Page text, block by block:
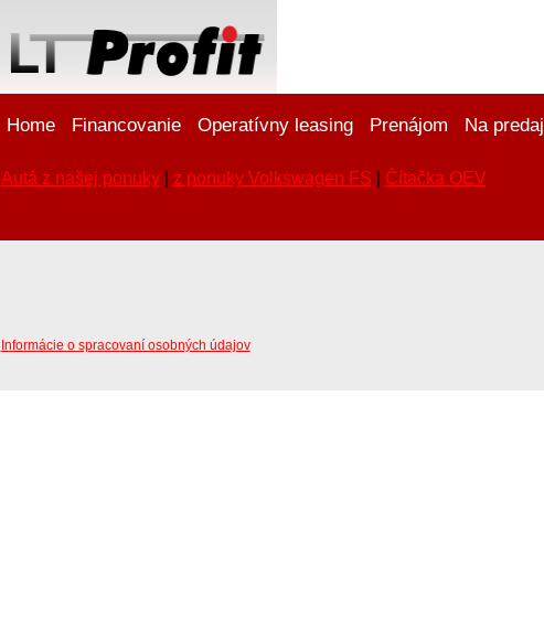
Home Financovanie Operatívny leasing Prenájom Na predaj
Autá z našej ponuky| z ponuky Volkswagen FS Čítačka OEV
Informácie o spracovaní osobných údajov